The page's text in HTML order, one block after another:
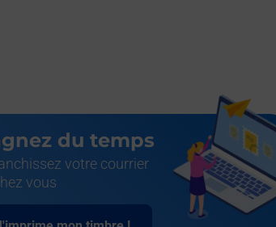
du temps
votre courrier
vous